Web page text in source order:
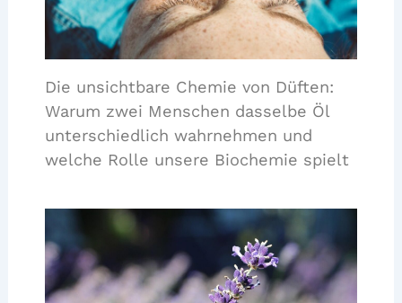
Die unsichtbare Chemie von Düften:
Warum zwei Menschen dasselbe Öl
unterschiedlich wahrnehmen und
welche Rolle unsere Biochemie spielt